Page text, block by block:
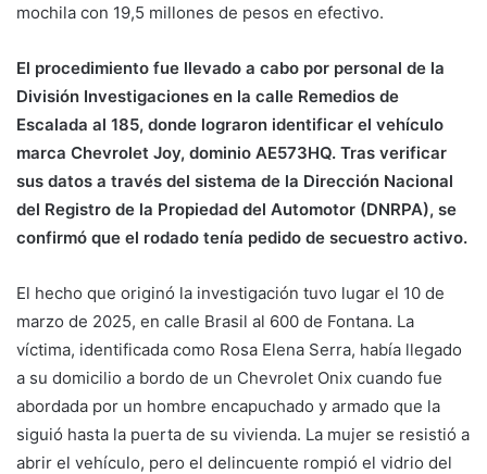
mochila con 19,5 millones de pesos en efectivo.
El procedimiento fue llevado a cabo por personal de la
División Investigaciones en la calle Remedios de
Escalada al 185, donde lograron identificar el vehículo
marca Chevrolet Joy, dominio AE573HQ. Tras verificar
sus datos a través del sistema de la Dirección Nacional
del Registro de la Propiedad del Automotor (DNRPA), se
confirmó que el rodado tenía pedido de secuestro activo.
El hecho que originó la investigación tuvo lugar el 10 de
marzo de 2025, en calle Brasil al 600 de Fontana. La
víctima, identificada como Rosa Elena Serra, había llegado
a su domicilio a bordo de un Chevrolet Onix cuando fue
abordada por un hombre encapuchado y armado que la
siguió hasta la puerta de su vivienda. La mujer se resistió a
abrir el vehículo, pero el delincuente rompió el vidrio del